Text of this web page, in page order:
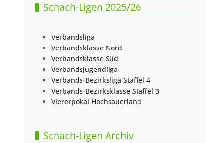
Schach-Ligen 2025/26
Verbandsliga
Verbandsklasse Nord
Verbandsklasse Süd
Verbandsjugendliga
Verbands-Bezirksliga Staffel 4
Verbands-Bezirksklasse Staffel 3
Viererpokal Hochsauerland
Schach-Ligen Archiv